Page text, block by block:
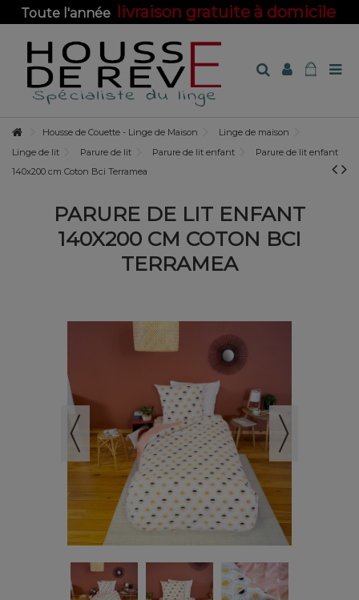
Toute l'année livraison gratuite à domicile
Housse de Couette - Linge de Maison
Linge de maison
Linge de lit
Parure de lit Parure de lit enfant
Parure de lit enfant
140x200 cm Coton Bci Terramea
PARURE DE LIT ENFANT
140X200 CM COTON BCI
TERRAMEA